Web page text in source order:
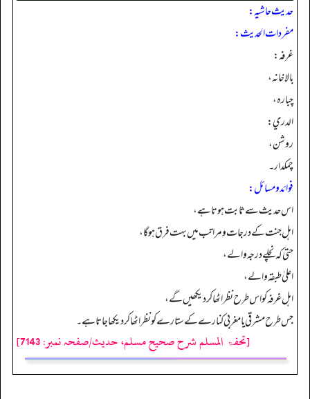
حدیث حاشیہ:
مفردات الحدیث:
غرفه:
بالاخانہ،
چبارہ،
الدري:
روشن،
چمکدار۔
فوائد ومسائل:
اس حدیث سے ثابت ہوتا ہے،
اہل جنت کے درجات و مراتب میں بہت فرق ہوگا،
حتی کہ نچلے درجہ والے،
اعلیٰ طبقہ والے،
اہل غرفہ کو اس طرح نظر اٹھا کر دیکھیں گے،
جس طرح مشرقی یا مغربی کنارے کے ستارے کو نظر اٹھا کر دیکھا جاتا ہے۔
[تحفۃ المسلم شرح صحیح مسلم، حدیث/صفحہ نمبر: 7143]